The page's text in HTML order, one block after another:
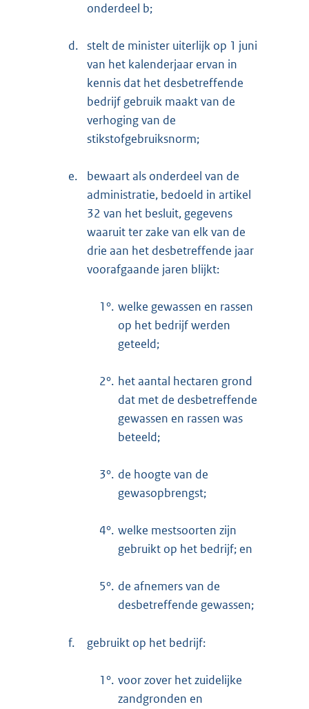
onderdeel b;
d. stelt de minister uiterlijk op 1 juni
van het kalenderjaar ervan in
kennis dat het desbetreffende
bedrijf gebruik maakt van de
verhoging van de
stikstofgebruiksnorm;
e.
bewaart als onderdeel van de
administratie, bedoeld in artikel
32 van het besluit, gegevens
waaruit ter zake van elk van de
drie aan het desbetreffende jaar
voorafgaande jaren blijkt:
1°. welke gewassen en rassen
op het bedrijf werden
geteeld;
2°. het aantal hectaren grond
dat met de desbetreffende
gewassen en rassen was
beteeld;
3°. de hoogte van de
gewasopbrengst;
4°. welke mestsoorten zijn
gebruikt op het bedrijf; en
5°. de afnemers van de
desbetreffende gewassen;
f. gebruikt op het bedrijf:
1°. voor zover het zuidelijke
zandgronden en